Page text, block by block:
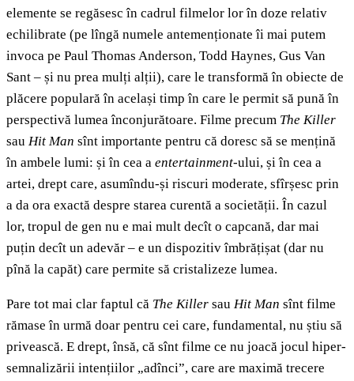
elemente se regăsesc în cadrul filmelor lor în doze relativ
echilibrate (pe lîngă numele antemenționate îi mai putem
invoca pe Paul Thomas Anderson, Todd Haynes, Gus Van
Sant – și nu prea mulți alții), care le transformă în obiecte de
plăcere populară în același timp în care le permit să pună în
perspectivă lumea înconjurătoare. Filme precum The Killer
sau Hit Man sînt importante pentru că doresc să se mențină
în ambele lumi: și în cea a entertainment-ului, și în cea a
artei, drept care, asumîndu-și riscuri moderate, sfîrșesc prin
a da ora exactă despre starea curentă a societății. În cazul
lor, tropul de gen nu e mai mult decît o capcană, dar mai
puțin decît un adevăr – e un dispozitiv îmbrățișat (dar nu
pînă la capăt) care permite să cristalizeze lumea.
Pare tot mai clar faptul că The Killer sau Hit Man sînt filme
rămase în urmă doar pentru cei care, fundamental, nu știu să
privească. E drept, însă, că sînt filme ce nu joacă jocul hiper-
semnalizării intențiilor „adînci”, care are maximă trecere